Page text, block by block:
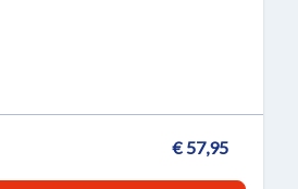
€ 57,95